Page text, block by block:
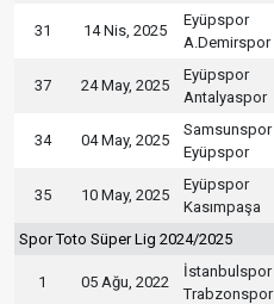
31 14 Nis, 2025
Eyüpspor
A.Demirspor
37 24 May, 2025
Eyüpspor
Antalyaspor
34 04 May, 2025
Samsunspor
Eyüpspor
35 10 May, 2025
Eyüpspor
Kasımpaşa
Spor Toto Süper Lig 2024/2025
1 05 Ağu, 2022
İstanbulspor
Trabzonspor